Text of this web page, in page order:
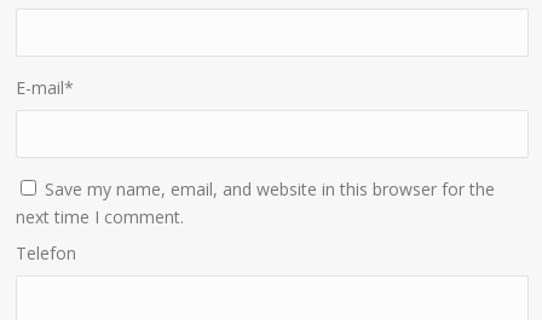
E-mail*
Save my name, email, and website in this browser for the
next time I comment.
Telefon